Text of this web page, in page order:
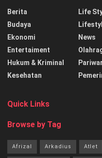
Berita
Budaya
Ekonomi
Entertaiment
Hukum & Kriminal
Kesehatan
Life
News
Quick Links
Browse by Tag
Afrizal Arkadius Atlet